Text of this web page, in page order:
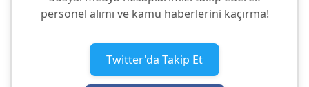
personel alımı ve kamu haberlerini kaçırma!
Twitter'da Takip Et